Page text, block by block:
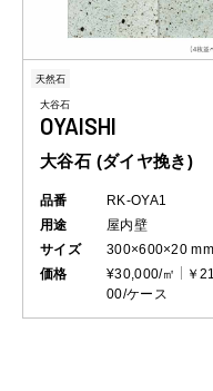
天然石
大谷石
OYAISHI
大谷石 (ダイヤ挽き)
品番
RK-OYA1
用途
屋内壁
サイズ
300×600×20 mm
価格
¥30,000/㎡
￥
00/ケース